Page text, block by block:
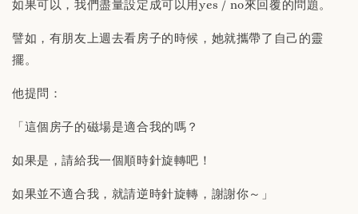
如果可以，我們盡量設定成可以用yes / no來回覆的問題。
譬如，有朋友上週去看房子的時候，她就攜帶了自己的靈
擺。
他提問：
「這個房子的磁場是適合我的嗎？
如果是，請給我一個順時針旋轉吧！
如果並不適合我，就請逆時針旋轉，謝謝你～」